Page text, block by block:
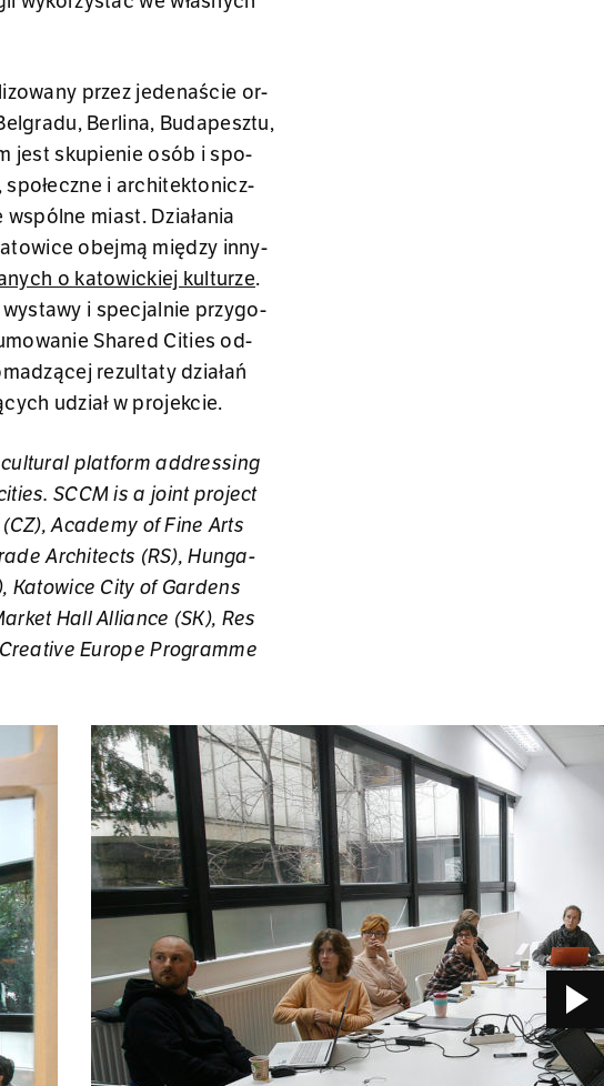
przez je­de­na­ście or­
Ber­li­na, Bu­da­pesz­tu,
jest sku­pie­nie osób i spo­
spo­łecz­ne i ar­chi­tek­to­nicz­
wspól­ne miast. Dzia­ła­nia
obej­mą mię­dzy in­ny­
o ka­to­wic­kiej kul­tu­rze.
i spe­cjal­nie przy­go­
Sha­red Ci­ties od­
re­zul­ta­ty dzia­łań
udział w pro­jek­cie.
plat­form ad­dres­sing
SCCM is a joint pro­ject
(CZ), Aca­de­my of Fine Arts
Ar­chi­tects (RS), Hun­ga­
Ka­to­wi­ce City of Gar­dens
Hall Al­lian­ce (SK), Res
Eu­ro­pe Pro­gram­me